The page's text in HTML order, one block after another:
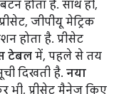
बटन होता है. साथ ही,
जीपीयू मेट्रिक
होता है. प्रीसेट
टेबल में, पहले से तय
दिखती है. नया
भी, प्रीसेट मैनेज किए